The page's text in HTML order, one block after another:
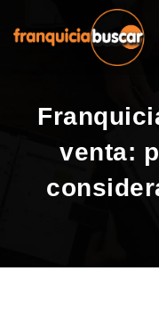
venta: